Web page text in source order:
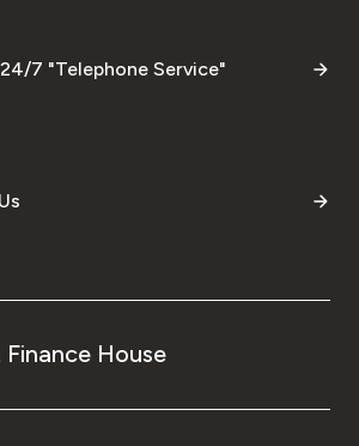
24/7 "Telephone Service"
House